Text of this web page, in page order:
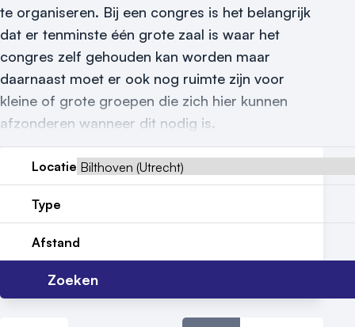
Vraag locatie aan
Locatiegids
Meld locatie aan
Nieuws
Reviews (5⭐️)
Contact
te organiseren. Bij een congres is het belangrijk
dat er tenminste één grote zaal is waar het
congres zelf gehouden kan worden maar
daarnaast moet er ook nog ruimte zijn voor
kleine of grote groepen die zich hier kunnen
afzonderen wanneer dit nodig is.
Locatie
Type
Afstand
Zoeken